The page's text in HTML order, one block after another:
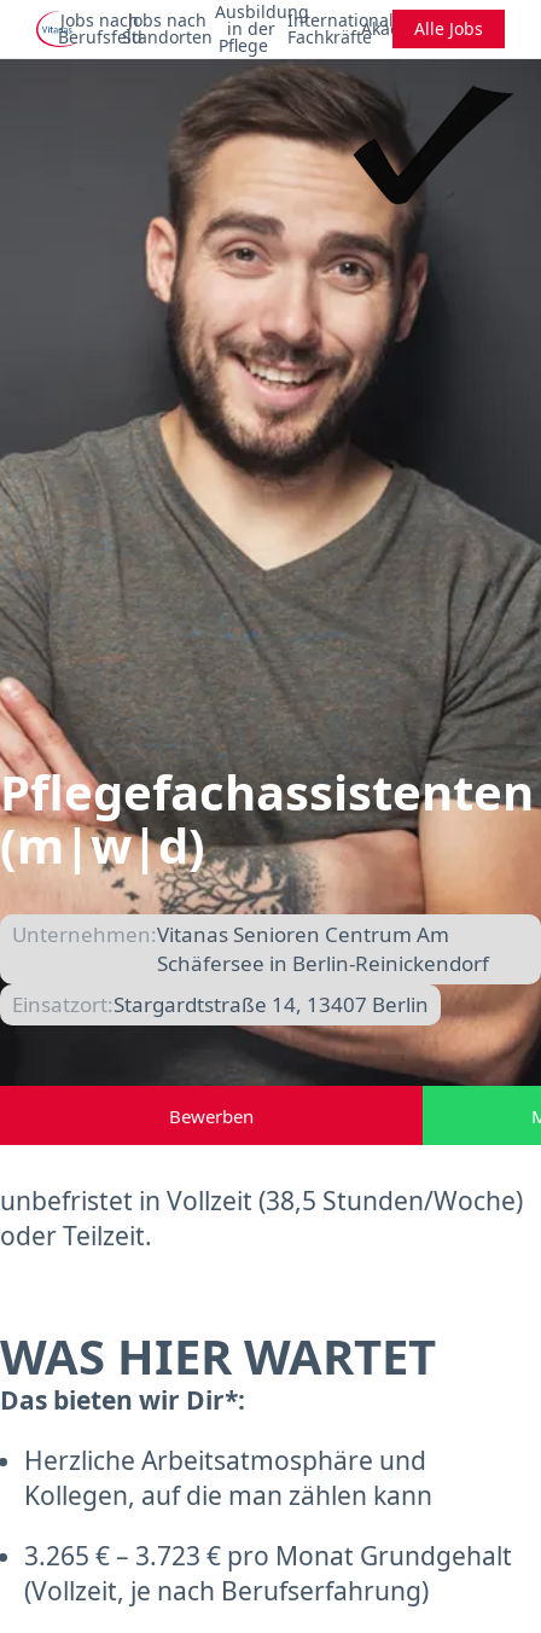
Jobs nach
Berufsfeld
Jobs nach
Standorten
Ausbildung
in der
Pflege
Internationale
FachkräfteAkademieAlle Jobs
Pflegefachassistenten
(m|w|d)
Unternehmen:Vitanas Senioren Centrum Am
Schäfersee in Berlin-Reinickendorf
Einsatzort:Stargardtstraße 14, 13407 Berlin
Bewerben
unbefristet in Vollzeit (38,5 Stunden/Woche)
oder Teilzeit.
WAS HIER WARTET
Das bieten wir Dir*:
Herzliche Arbeitsatmosphäre und
Kollegen, auf die man zählen kann
3.265 € – 3.723 € pro Monat Grundgehalt
(Vollzeit, je nach Berufserfahrung)